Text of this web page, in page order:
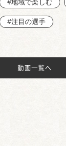
#地域で楽しむ
#注目の選手
動画一覧へ